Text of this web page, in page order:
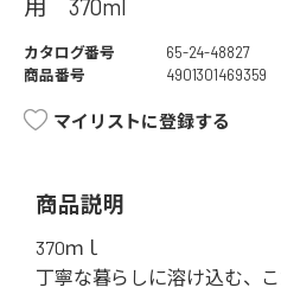
用 370ml
カタログ番号
65-24-48827
商品番号
4901301469359
マイリストに登録する
商品説明
370ｍｌ
丁寧な暮らしに溶け込む、